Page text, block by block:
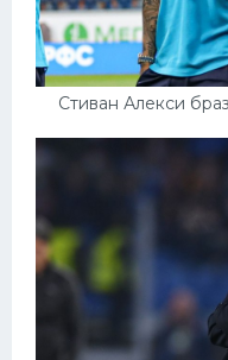
Стиван Алекси